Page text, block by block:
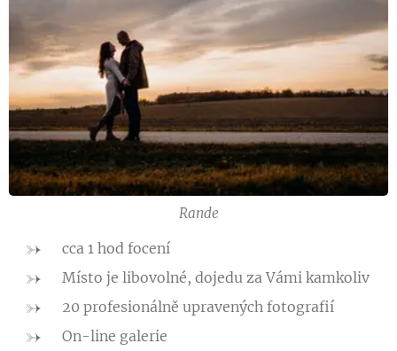
Rande
cca 1 hod focení
Místo je libovolné, dojedu za Vámi kamkoliv
20 profesionálně upravených fotografií
On-line galerie